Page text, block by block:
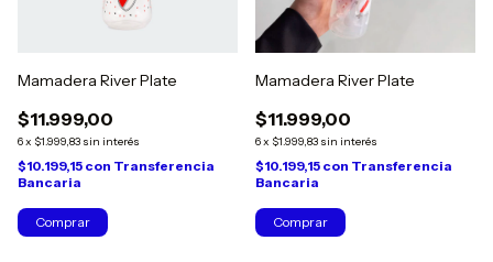
Mamadera River Plate
$11.999,00
6x $1.999,83 sin interés
$10.199,15 con Transferencia
Bancaria
Mamadera River Plate
$11.999,00
6x $1.999,83 sin interés
$10.199,15 con Transferencia
Bancaria